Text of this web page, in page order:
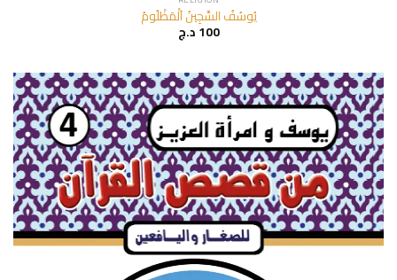
يُوسُفُ السَّجِينُ اَلْمَظْلُومُ
100د.ج